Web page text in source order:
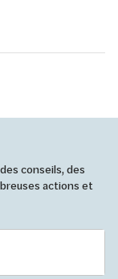
conseils, des
actions et